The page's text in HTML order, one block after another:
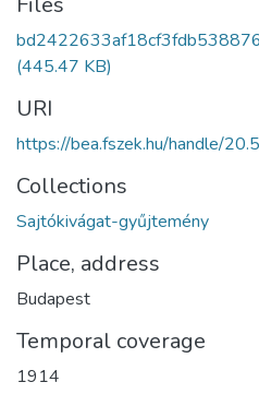
(445.47 KB)
URI
https://bea.fszek.hu/handle/
Collections
Sajtókivágat-gyűjtemény
Place, address
Budapest
Temporal coverage
1914